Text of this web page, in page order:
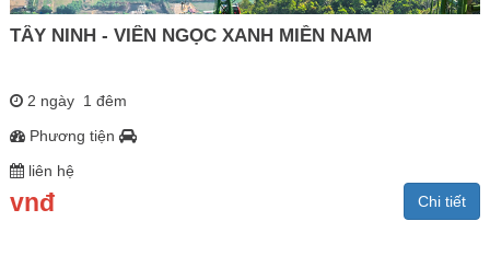
TÂY NINH - VIÊN NGỌC XANH MIỀN NAM
2 ngày 1 đêm
Phương tiện
liên hệ
vnđ Chi tiết